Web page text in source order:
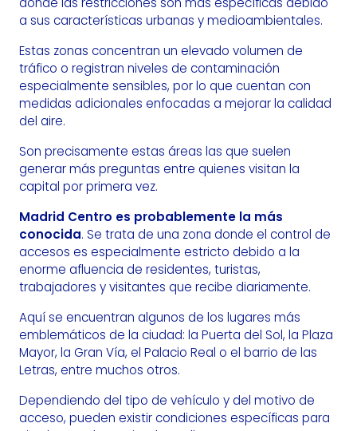
a sus características urbanas y medioambientales.
Estas zonas concentran un elevado volumen de
tráfico o registran niveles de contaminación
especialmente sensibles, por lo que cuentan con
medidas adicionales enfocadas a mejorar la calidad
del aire.
Son precisamente estas áreas las que suelen
generar más preguntas entre quienes visitan la
capital por primera vez.
Madrid Centro es probablemente la más
conocida. Se trata de una zona donde el control de
accesos es especialmente estricto debido a la
enorme afluencia de residentes, turistas,
trabajadores y visitantes que recibe diariamente.
Aquí se encuentran algunos de los lugares más
emblemáticos de la ciudad: la Puerta del Sol, la Plaza
Mayor, la Gran Vía, el Palacio Real o el barrio de las
Letras, entre muchos otros.
Dependiendo del tipo de vehículo y del motivo de
acceso, pueden existir condiciones específicas para